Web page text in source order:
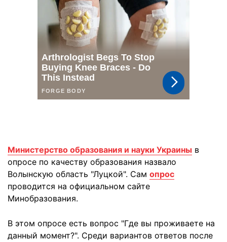
Министерство образования и науки Украины в
опросе по качеству образования назвало
Волынскую область "Луцкой". Сам опрос
проводится на официальном сайте
Минобразования.
В этом опросе есть вопрос "Где вы проживаете на
данный момент?". Среди вариантов ответов после